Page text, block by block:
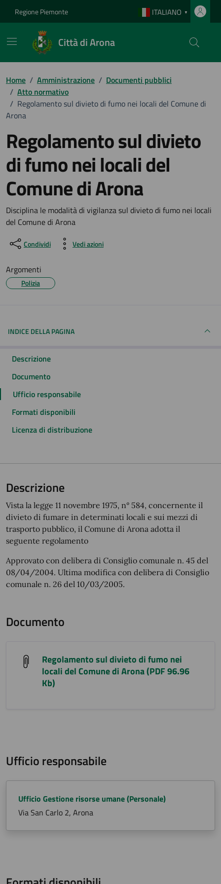
Regione Piemonte ITALIANO ▼
Città di Arona
Home / Amministrazione / Documenti pubblici
/ Atto normativo
/ Regolamento sul divieto di fumo nei locali del Comune di
Arona
Regolamento sul divieto
di fumo nei locali del
Comune di Arona
Dettagli del documento
Disciplina le modalità di vigilanza sul divieto di fumo nei locali
del Comune di Arona
Condividi Vedi azioni
Argomenti
Polizia
INDICE DELLA PAGINA
Descrizione
Documento
Ufficio responsabile
Formati disponibili
Licenza di distribuzione
Descrizione
Vista la legge 11 novembre 1975, n° 584, concernente il
divieto di fumare in determinati locali e sui mezzi di
trasporto pubblico, il Comune di Arona adotta il
seguente regolamento
Approvato con delibera di Consiglio comunale n. 45 del
08/04/2004. Ultima modifica con delibera di Consiglio
comunale n. 26 del 10/03/2005.
Documento
Regolamento sul divieto di fumo nei
locali del Comune di Arona (PDF 96.96
Kb)
Ufficio responsabile
Ufficio Gestione risorse umane (Personale)
Via San Carlo 2, Arona